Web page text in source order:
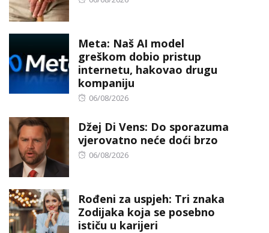
Meta: Naš AI model
greškom dobio pristup
internetu, hakovao drugu
kompaniju
Posted
06/08/2026
Džej Di Vens: Do sporazuma
vjerovatno neće doći brzo
Posted
06/08/2026
Rođeni za uspjeh: Tri znaka
Zodijaka koja se posebno
ističu u karijeri